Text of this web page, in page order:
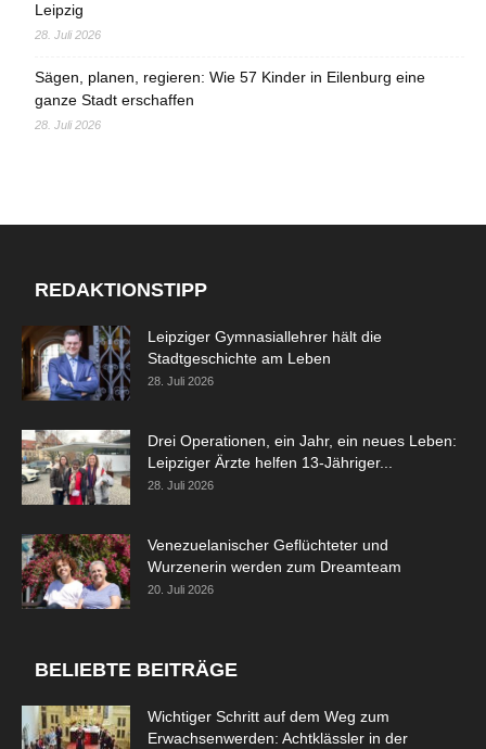
Leipzig
28. Juli 2026
Sägen, planen, regieren: Wie 57 Kinder in Eilenburg eine
ganze Stadt erschaffen
28. Juli 2026
REDAKTIONSTIPP
Leipziger Gymnasiallehrer hält die
Stadtgeschichte am Leben
28. Juli 2026
Drei Operationen, ein Jahr, ein neues Leben:
Leipziger Ärzte helfen 13-Jähriger...
28. Juli 2026
Venezuelanischer Geflüchteter und
Wurzenerin werden zum Dreamteam
20. Juli 2026
BELIEBTE BEITRÄGE
Wichtiger Schritt auf dem Weg zum
Erwachsenwerden: Achtklässler in der